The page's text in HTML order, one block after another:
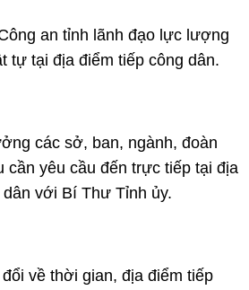
an tỉnh lãnh đạo lực lượng
tự tại địa điểm tiếp công dân.
các sở, ban, ngành, đoàn
cần yêu cầu đến trực tiếp tại địa
với Bí Thư Tỉnh ủy.
về thời gian, địa điểm tiếp